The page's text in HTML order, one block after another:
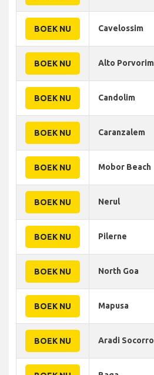
BOEK NU Cavelossim
BOEK NU Alto Porvorim
BOEK NU Candolim
BOEK NU Caranzalem
BOEK NU Mobor Beach
BOEK NU Nerul
BOEK NU Pilerne
BOEK NU North Goa
BOEK NU Mapusa
BOEK NU Aradi Socorro